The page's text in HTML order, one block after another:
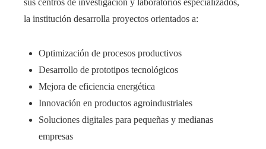
sus centros de investigación y laboratorios especializados,
la institución desarrolla proyectos orientados a:
Optimización de procesos productivos
Desarrollo de prototipos tecnológicos
Mejora de eficiencia energética
Innovación en productos agroindustriales
Soluciones digitales para pequeñas y medianas
empresas